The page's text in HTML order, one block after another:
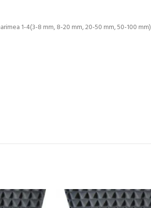
1-4(3-8 mm, 8-20 mm, 20-50 mm, 50-100 mm)